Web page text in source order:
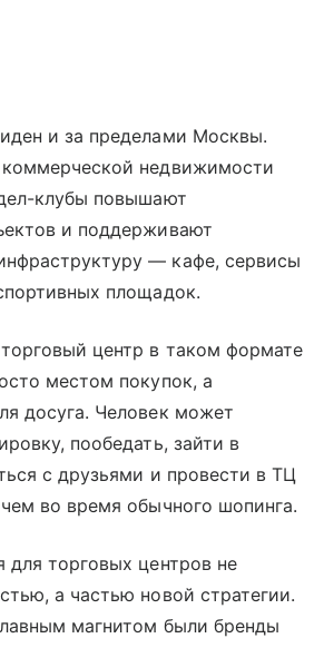
и за пределами Москвы.
недвижимости
клубы повышают
и поддерживают
— кафе, сервисы
площадок.
центр в таком формате
местом покупок, а
досуга. Человек может
пообедать, зайти в
с друзьями и провести в ТЦ
во время обычного шопинга.
для торговых центров не
а частью новой стратегии.
магнитом были бренды